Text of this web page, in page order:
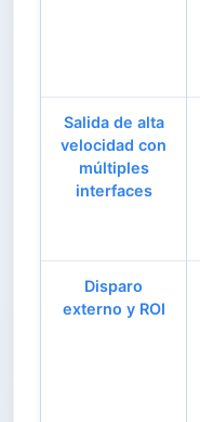
Salida de alta
velocidad con
múltiples
interfaces
Disparo
externo y ROI